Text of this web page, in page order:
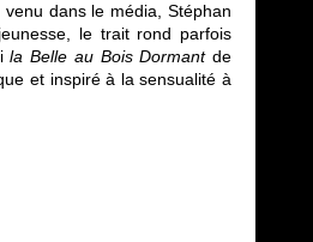
dans le média, Stéphan
le trait rond parfois
la Belle au Bois Dormantde
et inspiré à la sensualité à